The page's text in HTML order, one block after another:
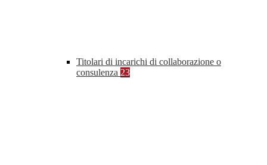
Titolari di incarichi di collaborazione o
consulenza 23